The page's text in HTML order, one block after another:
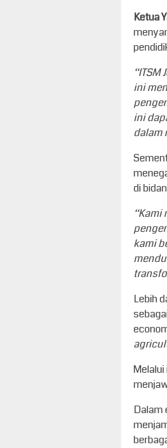
Ketua
ini
ini
dalam
di
kami
Lebih
Dalam